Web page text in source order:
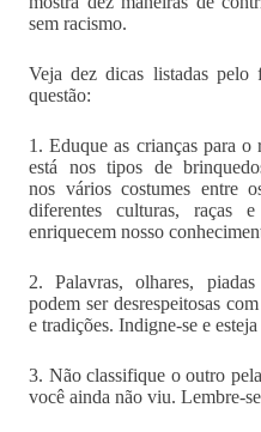
sem racismo.
Veja dez dicas listadas
questão:
1. Eduque as crianças para o
está nos tipos de
nos vários costumes entre
diferentes culturas, raças
enriquecem nosso
2. Palavras, olhares,
podem ser desrespeitosas
e tradições. Indigne-se e
3. Não classifique o outro
você ainda não viu. Lembre-